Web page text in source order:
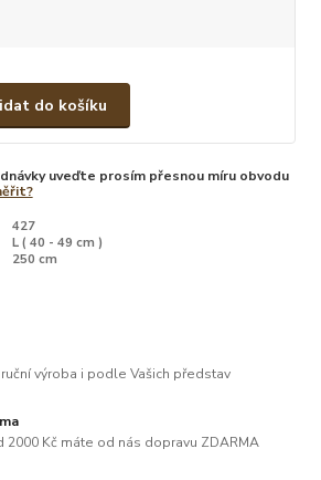
do košíku
uveďte prosím přesnou míru obvodu
427
L ( 40 - 49 cm )
250 cm
výroba i podle Vašich představ
2000 Kč máte od nás dopravu ZDARMA